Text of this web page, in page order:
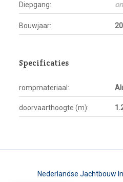
Diepgang:
Bouwjaar:
Specificaties
rompmateriaal:
doorvaarthoogte (m):
Nederlandse Jachtbouw